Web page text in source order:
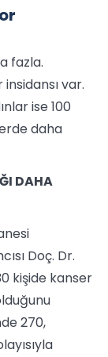
fazla.
var.
ise 100
daha
DAHA
Doç. Dr.
kişide kanser
270,